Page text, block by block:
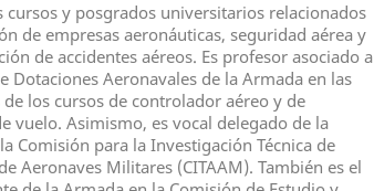
cursos y posgrados universitarios relacionados
de empresas aeronáuticas, seguridad aérea y
de accidentes aéreos. Es profesor asociado a
Dotaciones Aeronavales de la Armada en las
los cursos de controlador aéreo y de
vuelo. Asimismo, es vocal delegado de la
Comisión para la Investigación Técnica de
Aeronaves Militares (CITAAM). También es el